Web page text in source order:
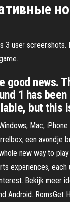
3 user
news.
1 has
but this
Mac,
een avondje
new way to
experiences,
Bekijk meer
Android.